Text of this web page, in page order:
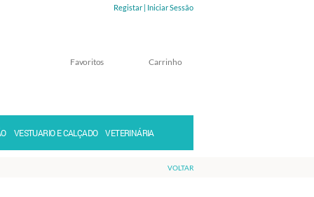
Registar | Iniciar Sessão
Carrinho
Favoritos
VESTUARIO E CALÇADO VETERINÁRIA
VOLTAR